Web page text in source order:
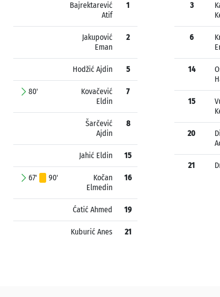
Bajrektarević
Atif
1
Jakupović
Eman
2
Hodžić Ajdin 5
80'
Kovačević
Eldin
7
Šarčević
Ajdin
8
Jahić Eldin 15
67' 90'
Kočan
Elmedin
16
Ćatić Ahmed 19
Kuburić Anes 21
3
6
14
15
20
21